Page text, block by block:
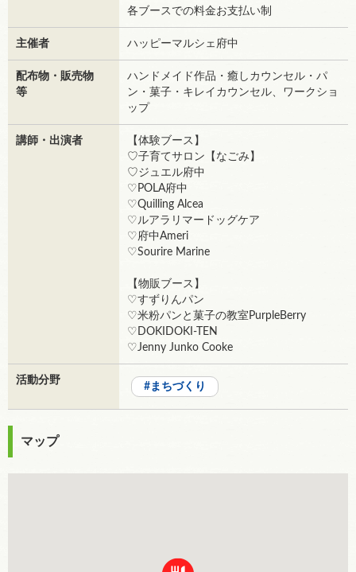
各ブースでの料金お支払い制
主催者 ハッピーマルシェ府中
配布物・販売物
等
ハンドメイド作品・癒しカウンセル・パ
ン・菓子・キレイカウンセル、ワークショ
ップ
講師・出演者
【体験ブース】
♡子育てサロン【なごみ】
♡ジュエル府中
♡POLA府中
♡Quilling Alcea
♡ルアラリマードッグケア
♡府中Ameri
♡Sourire Marine
【物販ブース】
♡すずりんパン
♡米粉パンと菓子の教室PurpleBerry
♡DOKIDOKI-TEN
♡Jenny Junko Cooke
活動分野
まちづくり
マップ